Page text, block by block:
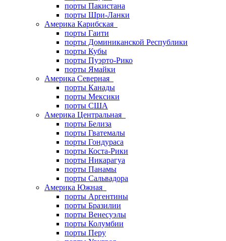
порты Пакистана
порты Шри-Ланки
Америка Карибская
порты Гаити
порты Доминиканской Республики
порты Кубы
порты Пуэрто-Рико
порты Ямайки
Америка Северная
порты Канады
порты Мексики
порты США
Америка Центральная
порты Белиза
порты Гватемалы
порты Гондураса
порты Коста-Рики
порты Никарагуа
порты Панамы
порты Сальвадора
Америка Южная
порты Аргентины
порты Бразилии
порты Венесуэлы
порты Колумбии
порты Перу